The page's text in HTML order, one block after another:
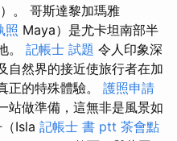
。 哥斯達黎加瑪雅
照 Maya）是尤卡坦南部半
。 記帳士 試題 令人印象深
自然界的接近使旅行者在加
正的特殊體驗。 護照申請
站做準備，這無非是風景如
Isla 記帳士 書 ptt 茶會點